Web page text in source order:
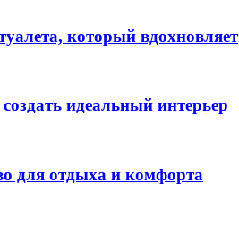
который вдохновляет
идеальный интерьер
для отдыха и комфорта